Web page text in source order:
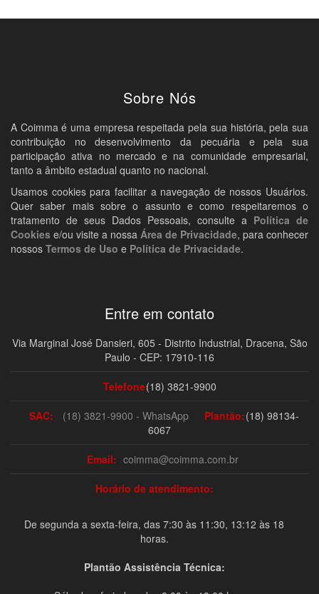
Sobre Nós
A Coimma é uma empresa respeitada pela sua história, pela sua
contribuição no desenvolvimento da pecuária e pela sua
participação ativa no mercado e na comunidade empresarial,
tanto a âmbito estadual quanto no nacional.
Usamos cookies para facilitar a navegação de nossos Usuários.
Quer saber mais sobre o assunto e como respeitaremos o
tratamento de seus Dados Pessoais, consulte a Política de
Cookies e/ou visite a nossa Área de Privacidade, para conhecer
nossos Termos de Uso e Política de Privacidade.
Entre em contato
Via Marginal José Dansieri, 605 - Distrito Industrial, Dracena, São
Paulo - CEP: 17910-116
Telefone:(18) 3821-9900
SAC: (18) 3821-9900 - WhatsApp Plantão:(18) 98134-
6067
Email: coimma@coimma.com.br
Horário de atendimento:
De segunda a sexta-feira, das 7:30 às 11:30, 13:12 às 18
horas.
Plantão Assistência Técnica: